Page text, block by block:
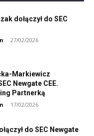
dołączył do SEC
- 27/02/2026
Markiewicz
Newgate CEE.
Partnerką
- 17/02/2026
do SEC Newgate